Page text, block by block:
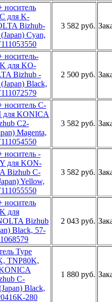
носител­ь
для K­
Bizhub­
Cyan,
3 582 руб.
носитель­
для KO­
Bizhub
Black,
2 500 руб.
­носитель C­
для KONI­CA
C2­
M­agenta,
3 582 руб.
носитель
для KON­
Bizhub C­
­Yellow,
3 582 руб.
носи­тель
дл­я
Biz­hub
Black, 57­
2 043 руб.
­Type
TN­P80K,
C­
Black,
280­
1 880 руб.